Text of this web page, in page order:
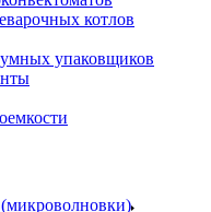
котлов
упаковщиков